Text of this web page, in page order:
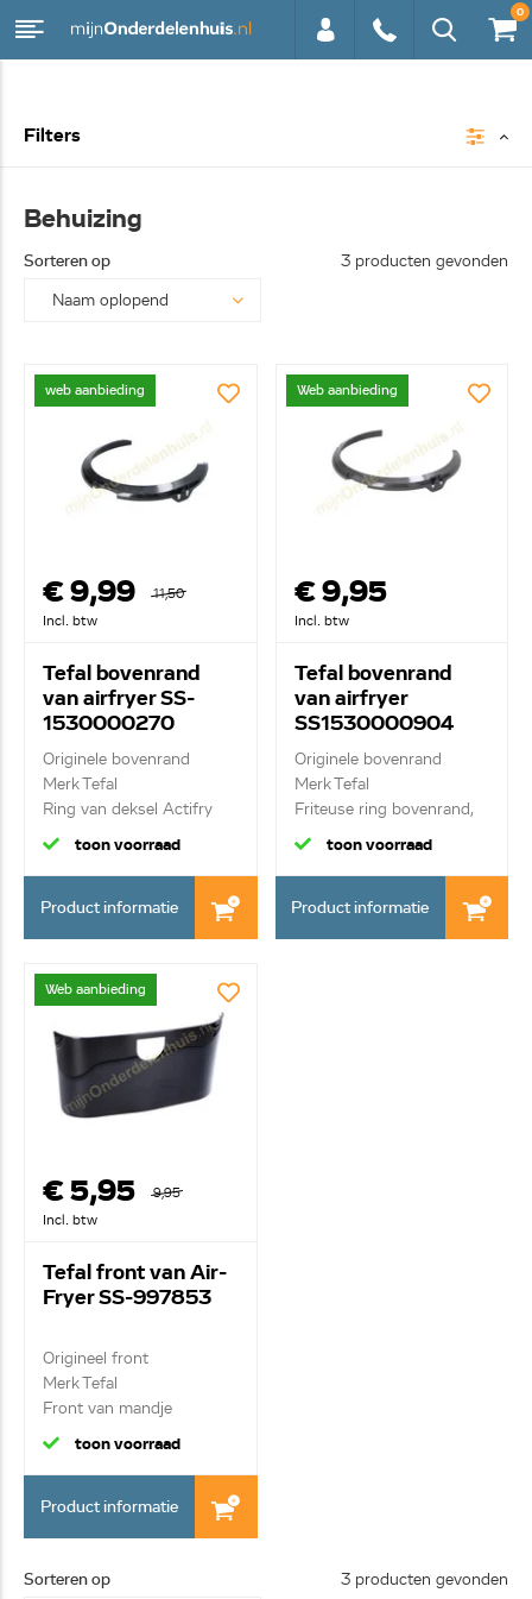
0
Filters
Behuizing
Sorteren op 3 producten gevonden
web aanbieding
€ 9,99
11,50
Incl. btw
Tefal bovenrand
van airfryer SS-
1530000270
Originele bovenrand
Merk Tefal
Ring van deksel Actifry
toon voorraad
Product informatie
Web aanbieding
€ 9,95
Incl. btw
Tefal bovenrand
van airfryer
SS1530000904
Originele bovenrand
Merk Tefal
Friteuse ring bovenrand,
n...
toon voorraad
Product informatie
Web aanbieding
€ 5,95
9,95
Incl. btw
Tefal front van Air-
Fryer SS-997853
Origineel front
Merk Tefal
Front van mandje
toon voorraad
Product informatie
Sorteren op 3 producten gevonden